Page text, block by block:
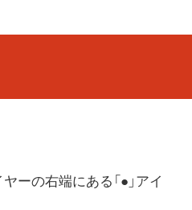
ーの右端にある「●」アイ